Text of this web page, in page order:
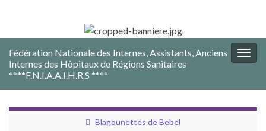
Fédération Nationale des Internes, Assistants, Anciens
Internes des Hôpitaux de Régions Sanitaires
****F.N.I.A.A.I.H.R.S ****
Blagounettes de Bebel